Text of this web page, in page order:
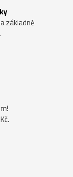
základně